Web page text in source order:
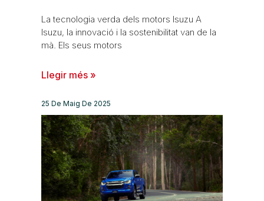
La tecnologia verda dels motors Isuzu A
Isuzu, la innovació i la sostenibilitat van de la
mà. Els seus motors
Llegir més »
25 De Maig De 2025